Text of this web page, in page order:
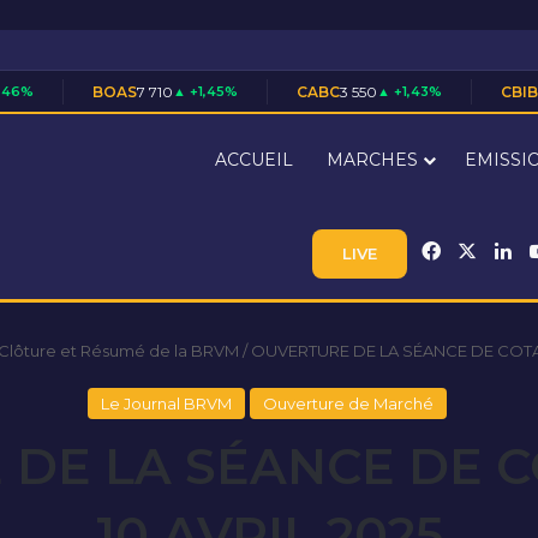
7 710 ▲ +1,45% CABC3 550 ▲ +1,43% CBIBF28 305 ▲
ACCUEIL MARCHES
LIVE Facebook
et Résumé de la BRVM / OUVERTURE DE LA SÉANCE DE
Le Journal BRVM Ouverture de Marché